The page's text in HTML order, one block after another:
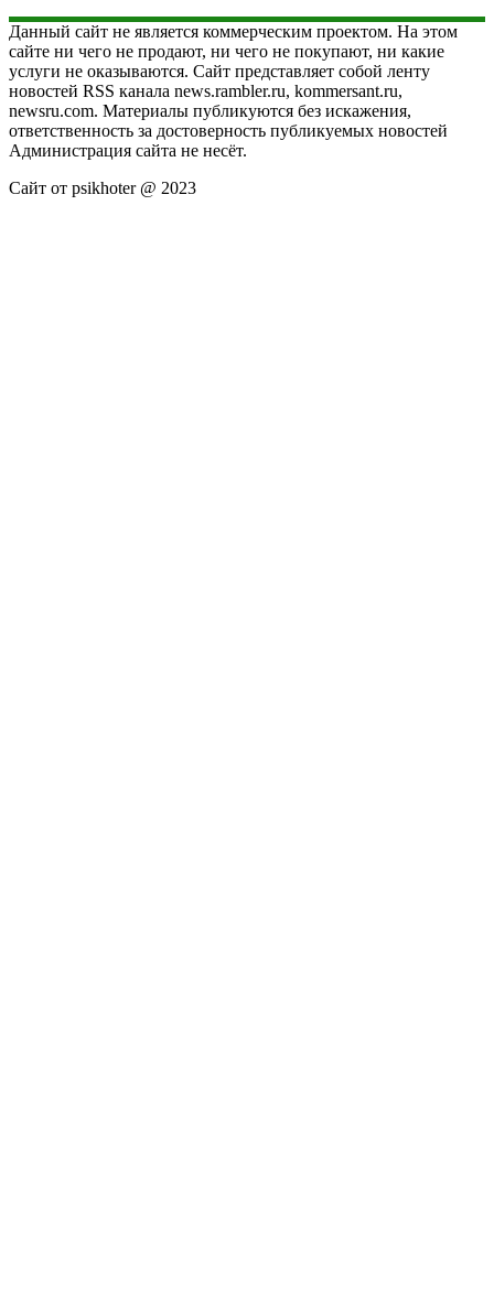
Данный сайт не является коммерческим проектом. На этом
сайте ни чего не продают, ни чего не покупают, ни какие
услуги не оказываются. Сайт представляет собой ленту
новостей RSS канала news.rambler.ru, kommersant.ru,
newsru.com. Материалы публикуются без искажения,
ответственность за достоверность публикуемых новостей
Администрация сайта не несёт.
Сайт от psikhoter @ 2023